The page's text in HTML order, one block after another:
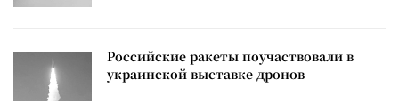
Российские ракеты поучаствовали в
украинской выставке дронов